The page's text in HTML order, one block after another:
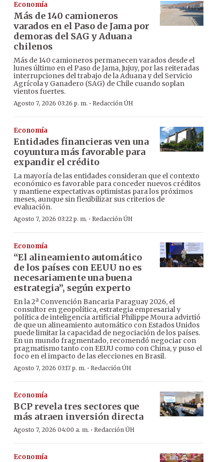
Economía
Más de 140 camioneros
varados en el Paso de Jama por
demoras del SAG y Aduana
chilenos
Más de 140 camioneros permanecen varados desde el
lunes último en el Paso de Jama, Jujuy, por las reiteradas
interrupciones del trabajo de la Aduana y del Servicio
Agrícola y Ganadero (SAG) de Chile cuando soplan
vientos fuertes.
Agosto 7, 2026 03:26 p. m. · Redacción ÚH
Economía
Entidades financieras ven una
coyuntura más favorable para
expandir el crédito
La mayoría de las entidades consideran que el contexto
económico es favorable para conceder nuevos créditos
y mantiene expectativas optimistas para los próximos
meses, aunque sin flexibilizar sus criterios de
evaluación.
Agosto 7, 2026 03:22 p. m. · Redacción ÚH
Economía
“El alineamiento automático
de los países con EEUU no es
necesariamente una buena
estrategia”, según experto
En la 2ª Convención Bancaria Paraguay 2026, el
consultor en geopolítica, estrategia empresarial y
política de inteligencia artificial Philippe Moura advirtió
de que un alineamiento automático con Estados Unidos
puede limitar la capacidad de negociación de los países.
En un mundo fragmentado, recomendó negociar con
pragmatismo tanto con EEUU como con China, y puso el
foco en el impacto de las elecciones en Brasil.
Agosto 7, 2026 03:17 p. m. · Redacción ÚH
Economía
BCP revela tres sectores que
más atraen inversión directa
Agosto 7, 2026 04:00 a. m. · Redacción ÚH
Economía